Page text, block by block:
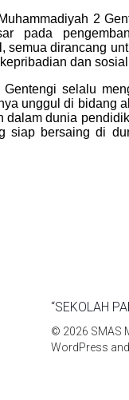
2
pada
dirancang
dan
selalu
unggul di bidang
dunia
siap bersaing di
“SEKOLAH
© 2026 SMAS
WordPress and